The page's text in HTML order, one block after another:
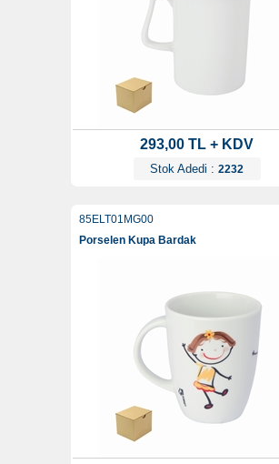
293,00 TL + KDV
Stok Adedi : 2232
85ELT01MG00
Porselen Kupa Bardak